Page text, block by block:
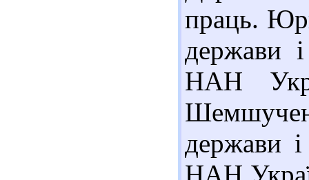
праць.
держави
НАН
держави